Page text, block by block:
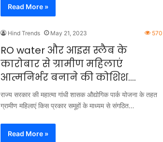
Read More »
Hind Trends May 21, 2023 570
RO water और आइस स्लैब के
कारोबार से ग्रामीण महिलाएं
आत्मनिर्भर बनाने की कोशिश….
राज्य सरकार की महात्मा गांधी शासक औद्योगिक पार्क योजना के तहत
ग्रामीण महिलाएं किस प्रकार समूहों के माध्यम से संगठित…
Read More »